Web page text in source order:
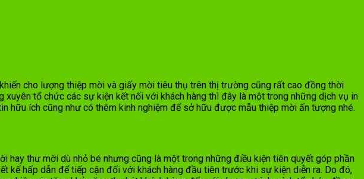
cho lượng thiệp mời và giấy mời tiêu thụ trên thị trường cũng rất cao đồng thời
tổ chức các sự kiện kết nối với khách hàng thì đây là một trong những dịch vụ in
hữu ích cũng như có thêm kinh nghiệm để sở hữu được mẫu thiệp mời ấn tượng nhé.
hay thư mời dù nhỏ bé nhưng cũng là một trong những điều kiện tiên quyết góp phần
kế hấp dẫn để tiếp cận đối với khách hàng đầu tiên trước khi sự kiện diễn ra. Do đó,